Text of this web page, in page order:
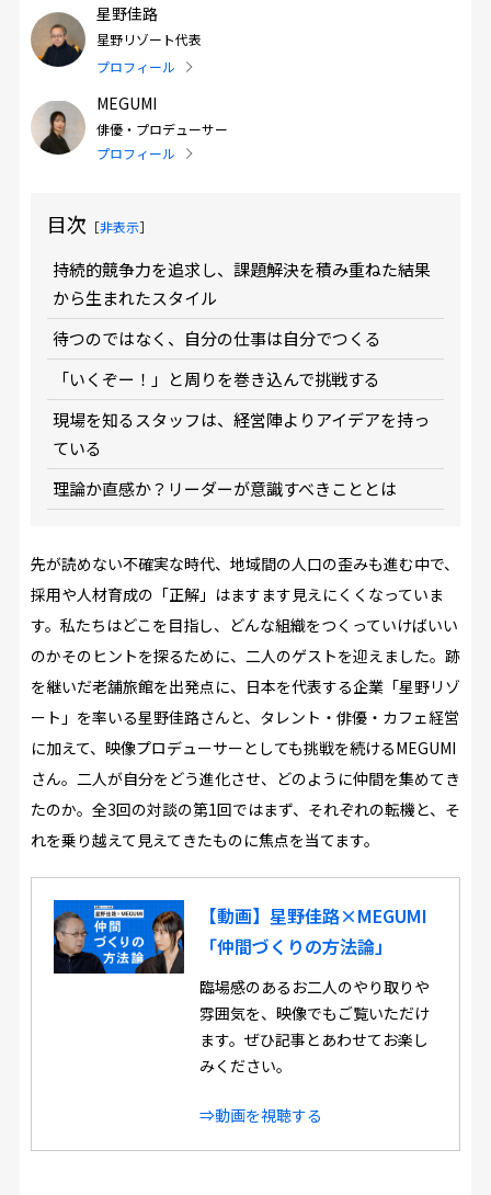
星野佳路
星野リゾート代表
プロフィール
MEGUMI
俳優・プロデューサー
プロフィール
目次 ［非表示］
持続的競争力を追求し、課題解決を積み重ねた結果
から生まれたスタイル
待つのではなく、自分の仕事は自分でつくる
「いくぞー！」と周りを巻き込んで挑戦する
現場を知るスタッフは、経営陣よりアイデアを持っ
ている
理論か直感か？リーダーが意識すべきこととは
先が読めない不確実な時代、地域間の人口の歪みも進む中で、
採用や人材育成の「正解」はますます見えにくくなっていま
す。私たちはどこを目指し、どんな組織をつくっていけばいい
のか――そのヒントを探るために、二人のゲストを迎えました。跡
を継いだ老舗旅館を出発点に、日本を代表する企業「星野リゾ
ート」を率いる星野佳路さんと、タレント・俳優・カフェ経営
に加えて、映像プロデューサーとしても挑戦を続けるMEGUMI
さん。二人が自分をどう進化させ、どのように仲間を集めてき
たのか。全3回の対談の第1回ではまず、それぞれの転機と、そ
れを乗り越えて見えてきたものに焦点を当てます。
【動画】星野佳路×MEGUMI
「仲間づくりの方法論」
臨場感のあるお二人のやり取りや
雰囲気を、映像でもご覧いただけ
ます。ぜひ記事とあわせてお楽し
みください。
⇒動画を視聴する